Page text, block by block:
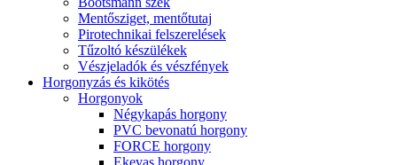
Mentősziget, mentőtutaj
Pirotechnikai felszerelések
Tűzoltó készülékek
Vészjeladók és vészfények
Horgonyzás és kikötés
Horgonyok
Négykapás horgony
PVC bevonatú horgony
FORCE horgony
Ekevas horgony